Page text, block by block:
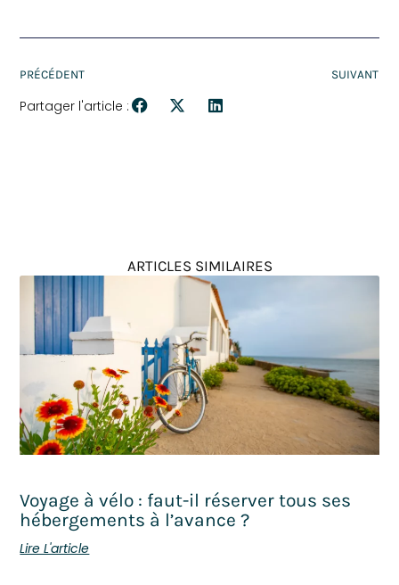
PRÉCÉDENT SUIVANT
Partager l'article :
ARTICLES SIMILAIRES
Voyage à vélo : faut-il réserver tous ses
hébergements à l’avance ?
Lire L'article